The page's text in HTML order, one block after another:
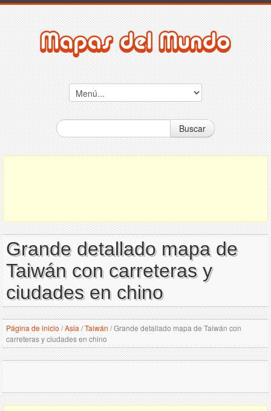
Buscar
Grande detallado mapa de
Taiwán con carreteras y
ciudades en chino
Página de inicio /Asia /Taiwán /Grande detallado mapa de Taiwán con
carreteras y ciudades en chino